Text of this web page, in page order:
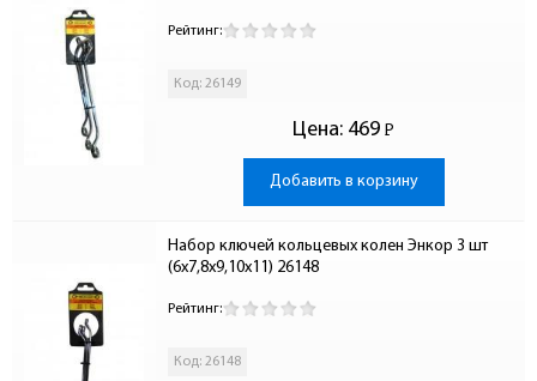
Рейтинг:
Код: 26149
Цена: 469 Р
-
Добавить в корзину
Набор ключей кольцевых колен Энкор 3 шт
(6х7,8х9,10х11) 26148
Рейтинг:
Код: 26148